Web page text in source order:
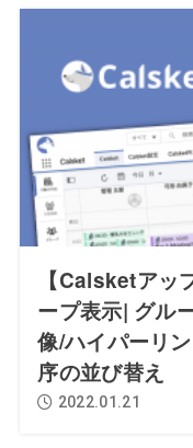
【Calsketアッ
ープ表示| グル
像/ハイパーリ
序の並び替え
2022.01.21